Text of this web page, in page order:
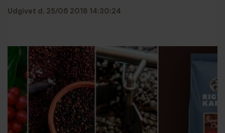
Udgivet d. 25/06 2018 14:30:24